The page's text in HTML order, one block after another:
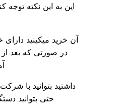
این نکته توجه کنید که شرکتی
میکینید دارای خدمات پس از
صورتی که بعد از خرید احتیاج به
بتوانید با شرکت مورد نظر
حتی بتوانید دستگاه خود را